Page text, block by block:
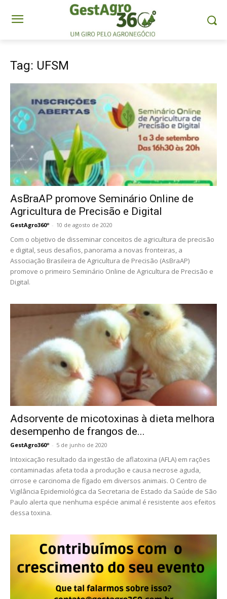
Tag: UFSM
AsBraAP promove Seminário Online de
Agricultura de Precisão e Digital
GestAgro360º - 10 de agosto de 2020
Com o objetivo de disseminar conceitos de agricultura de precisão
e digital, seus desafios, panorama a novas fronteiras, a
Associação Brasileira de Agricultura de Precisão (AsBraAP)
promove o primeiro Seminário Online de Agricultura de Precisão e
Digital.
Adsorvente de micotoxinas à dieta melhora
desempenho de frangos de...
GestAgro360º - 5 de junho de 2020
Intoxicação resultado da ingestão de aflatoxina (AFLA) em rações
contaminadas afeta toda a produção e causa necrose aguda,
cirrose e carcinoma de fígado em diversos animais. O Centro de
Vigilância Epidemiológica da Secretaria de Estado da Saúde de São
Paulo alerta que nenhuma espécie animal é resistente aos efeitos
dessa toxina.